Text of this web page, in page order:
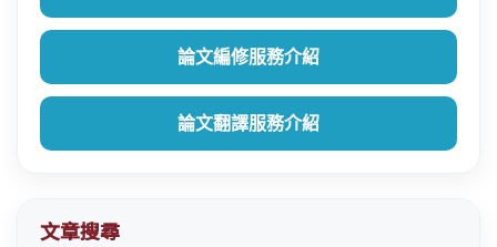
論文編修服務介紹
論文翻譯服務介紹
文章搜尋